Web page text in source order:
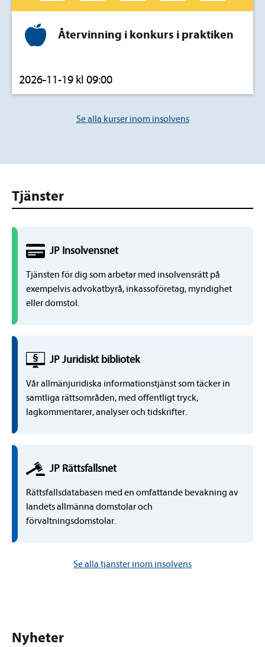
Återvinning i konkurs i praktiken
2026-11-19 kl 09:00
Se alla kurser inom insolvens
Tjänster
JP Insolvensnet
Tjänsten för dig som arbetar med insolvensrätt på
exempelvis advokatbyrå, inkassoföretag, myndighet
eller domstol.
JP Juridiskt bibliotek
Vår allmänjuridiska informationstjänst som täcker in
samtliga rättsområden, med offentligt tryck,
lagkommentarer, analyser och tidskrifter.
JP Rättsfallsnet
Rättsfallsdatabasen med en omfattande bevakning av
landets allmänna domstolar och
förvaltningsdomstolar.
Se alla tjänster inom insolvens
Nyheter